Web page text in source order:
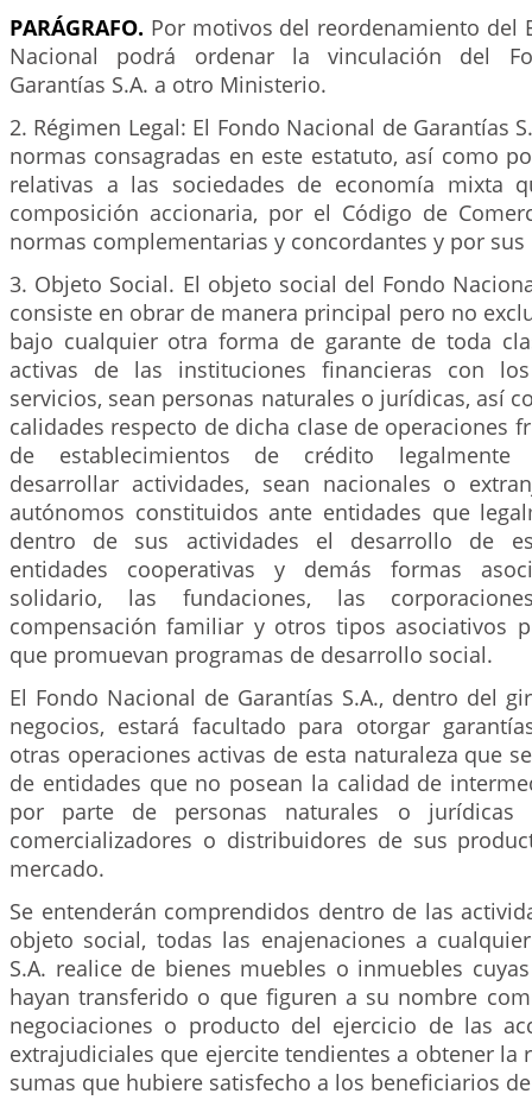
PARÁGRAFO. Por motivos del reordenamiento del
Nacional podrá ordenar la vinculación del
Garantías S.A. a otro Ministerio.
2. Régimen Legal: El Fondo Nacional de Garantías
normas consagradas en este estatuto, así como
relativas a las sociedades de economía mixta
composición accionaria, por el Código de
normas complementarias y concordantes y por sus
3. Objeto Social. El objeto social del Fondo
consiste en obrar de manera principal pero no
bajo cualquier otra forma de garante de toda
activas de las instituciones financieras con
servicios, sean personas naturales o jurídicas, así
calidades respecto de dicha clase de operaciones
de establecimientos de crédito legalmente
desarrollar actividades, sean nacionales o
autónomos constituidos ante entidades que
dentro de sus actividades el desarrollo de
entidades cooperativas y demás formas
solidario, las fundaciones, las
compensación familiar y otros tipos asociativos
que promuevan programas de desarrollo social.
El Fondo Nacional de Garantías S.A., dentro del
negocios, estará facultado para otorgar
otras operaciones activas de esta naturaleza que
de entidades que no posean la calidad de
por parte de personas naturales o jurídicas
comercializadores o distribuidores de sus
mercado.
Se entenderán comprendidos dentro de las
objeto social, todas las enajenaciones a
S.A. realice de bienes muebles o inmuebles
hayan transferido o que figuren a su nombre
negociaciones o producto del ejercicio de las
extrajudiciales que ejercite tendientes a obtener la
sumas que hubiere satisfecho a los beneficiarios